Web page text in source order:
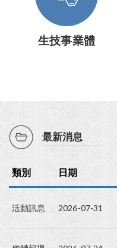
生技事業體
最新消息
類別 日期
活動訊息 2026-07-31